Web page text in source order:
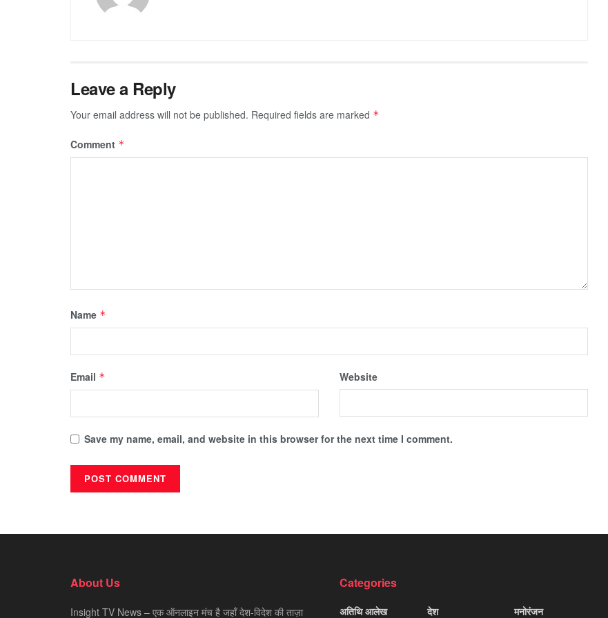
Leave a Reply
Your email address will not be published. Required fields are marked *
Comment *
Name *
Email * Website
Save my name, email, and website in this browser for the next time I comment.
About Us
Insight TV News – एक ऑनलाइन मंच है जहाँ देश-विदेश की ताज़ा
Categories
अतिथि आलेख देश मनोरंजन